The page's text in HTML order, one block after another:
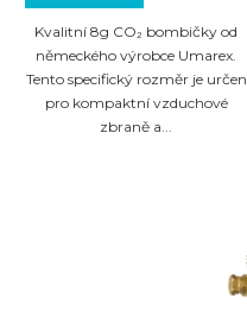
Kvalitní 8g CO₂ bombičky od
německého výrobce Umarex.
Tento specifický rozměr je určen
pro kompaktní vzduchové
zbraně a...